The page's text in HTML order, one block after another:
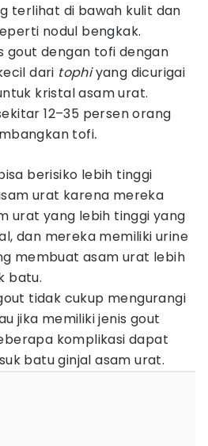
terlihat di bawah kulit dan
nodul bengkak.
gout dengan tofi dengan
dari tophiyang dicurigai
kristal asam urat.
12–35 persen orang
tofi.
berisiko lebih tinggi
urat karena mereka
urat yang lebih tinggi yang
dan mereka memiliki urine
membuat asam urat lebih
batu.
tidak cukup mengurangi
jika memiliki jenis gout
komplikasi dapat
batu ginjal asam urat.